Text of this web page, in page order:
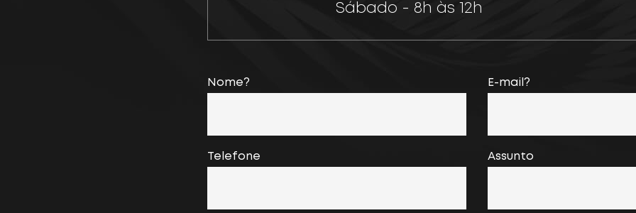
Sábado - 8h às 12h
Nome? E-mail?
Telefone Assunto